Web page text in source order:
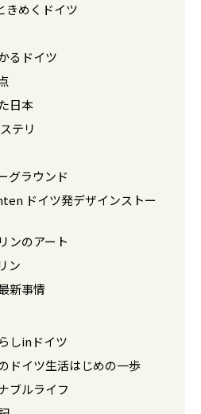
きめくドイツ
るドイツ
日本
テリ
グラウンド
ドイツ発デザインストー
ンのアート
ン
新事情
しinドイツ
ドイツ生活はじめの一歩
ブルライフ